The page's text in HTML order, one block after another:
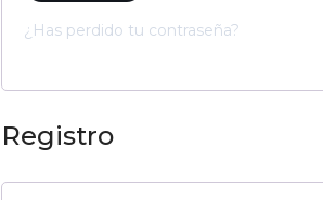
¿Has perdido tu contraseña?
Registro